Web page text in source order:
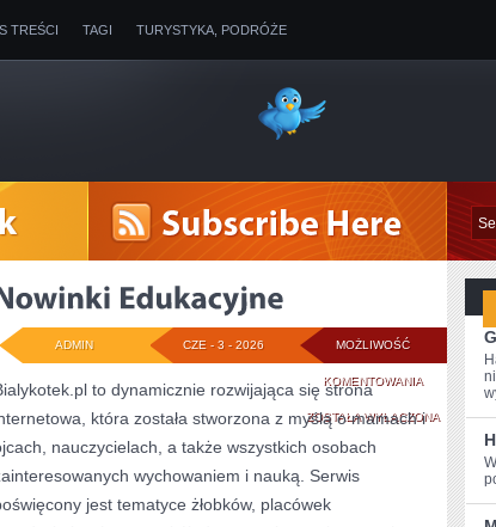
TREŚCI TAGI TURYSTYKA, PODRÓŻE
MOŻLIWOŚĆ
KOMENTOWANIANOWINKI
ZOSTAŁA WYŁĄCZONA
CZE - 3 - 2026
ADMIN
to dynamicznie rozwijająca się strona
która została stworzona z myślą o mamach i
nauczycielach, a także wszystkich osobach
wychowaniem i nauką. Serwis
jest tematyce żłobków, placówek